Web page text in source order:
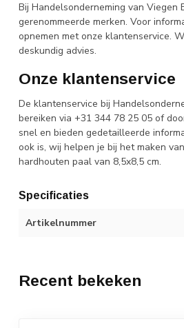
Bij Handelsonderneming van
gerenommeerde merken. Voor
opnemen met onze klantenservice.
deskundig advies.
Onze klantenservice
De klantenservice bij
bereiken via +31 344 78 25 05 of
snel en bieden gedetailleerde
ook is, wij helpen je bij het maken
hardhouten paal van 8,5x8,5 cm.
Specificaties
Artikelnummer
Recent bekeken